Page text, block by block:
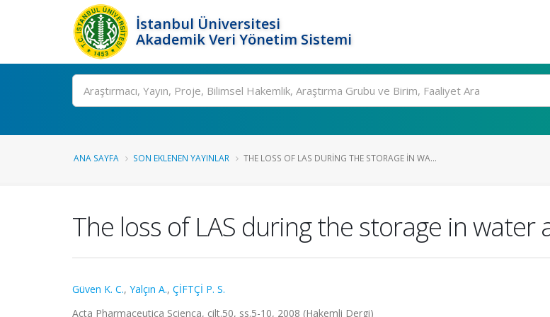
İstanbul Üniversitesi
Akademik Veri Yönetim Sistemi
Ara
ANA SAYFA SON EKLENEN YAYINLAR THE LOSS OF LAS DURING THE STORAGE IN WA...
The loss of LAS during the storage in water
Güven K. C., Yalçın A., ÇİFTÇİ P. S.
Acta Pharmaceutica Scienca, cilt.50, ss.5-10, 2008 (Hakemli Dergi)